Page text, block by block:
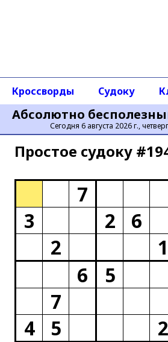
Абсолютно
Сегодня 6 августа 2026 г., четверг
Кроссворды Судоку
Простое cудоку
7
3
2 6
2
1
6
5
7
4
5 2